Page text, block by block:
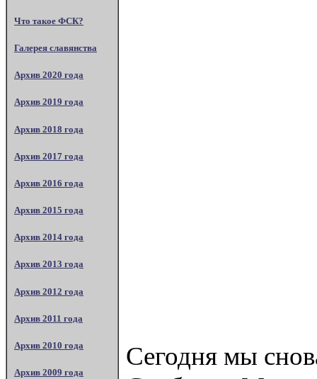
Что такое ФСК?
Галерея славянства
Архив 2020 года
Архив 2019 года
Архив 2018 года
Архив 2017 года
Архив 2016 года
Архив 2015 года
Архив 2014 года
Архив 2013 года
Архив 2012 года
Архив 2011 года
Архив 2010 года
Архив 2009 года
Сегодня мы